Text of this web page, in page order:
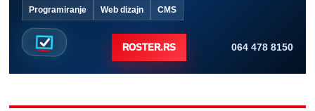
Programiranje Web dizajn CMS
ROSTER.RS 064 478 8150